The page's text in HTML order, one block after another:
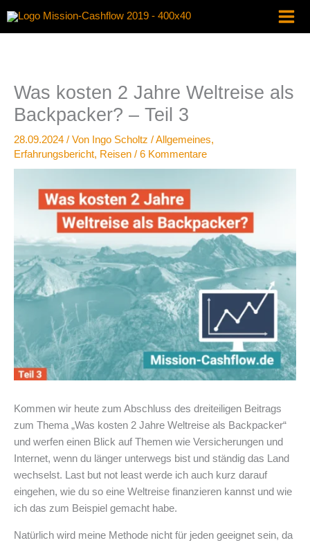
Inhalt
Was kosten 2 Jahre Weltreise als
Backpacker? – Teil 3
28.09.2024 / Von Ingo Scholtz /Allgemeines,
Erfahrungsbericht, Reisen / 6 Kommentare
Kommen wir heute zum Abschluss des dreiteiligen Beitrags
zum Thema „Was kosten 2 Jahre Weltreise als Backpacker“
und werfen einen Blick auf Themen wie Versicherungen und
Internet, wenn du länger unterwegs bist und ständig das Land
wechselst. Last but not least werde ich auch kurz darauf
eingehen, wie du so eine Weltreise finanzieren kannst und wie
ich das zum Beispiel gemacht habe.
Natürlich wird meine Methode nicht für jeden geeignet sein, da